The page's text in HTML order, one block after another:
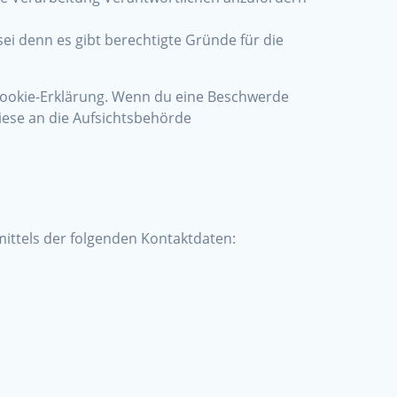
denn es gibt berechtigte Gründe für die
Erklärung. Wenn du eine Beschwerde
an die Aufsichtsbehörde
der folgenden Kontaktdaten: